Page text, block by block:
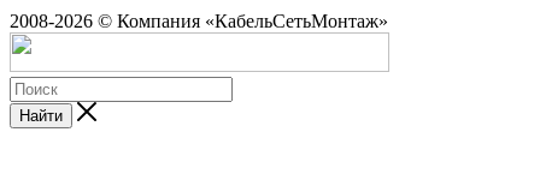
2008-2026 © Компания «КабельСетьМонтаж»
Найти